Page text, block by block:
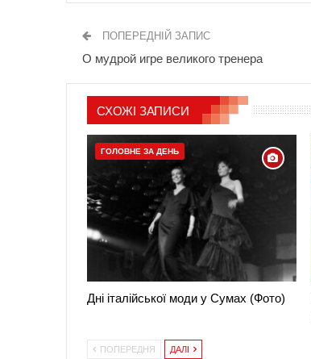
ПОПЕРЕДНІЙ ЗАПИС
О мудрой игре великого тренера
СХОЖІ ЗАПИСИ
ГОЛОВНЕ ЗА ДЕНЬ
Дні італійської моди у Сумах (Фото)
ПОПЕРЕДНЯ ДАЛІ